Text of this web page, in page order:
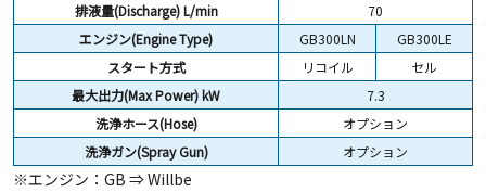
排液量(Discharge) L/min
70
エンジン(Engine Type)
GB300LN
GB300LE
スタート方式
リコイル
セル
最大出力(Max Power) kW
7.3
洗浄ホース(Hose)
オプション
洗浄ガン(Spray Gun)
オプション
※エンジン：GB ⇒ Willbe